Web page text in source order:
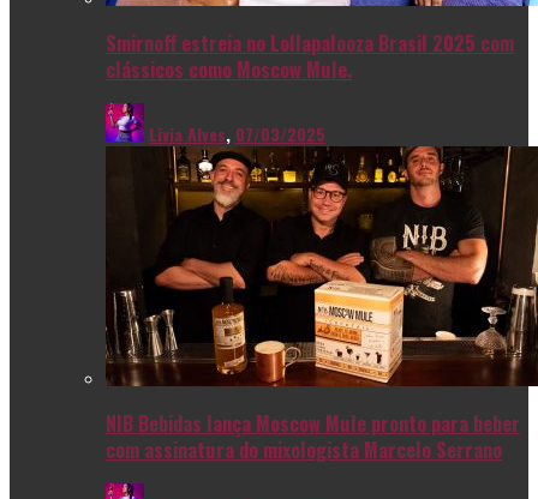
Smirnoff estreia no Lollapalooza Brasil 2025 com
clássicos como Moscow Mule.
Livia Alves, 07/03/2025
NIB Bebidas lança Moscow Mule pronto para beber
com assinatura do mixologista Marcelo Serrano